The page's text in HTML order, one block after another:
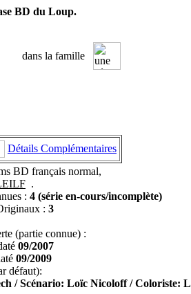
BD du Loup.
dans la famille
Détails Complémentaires
BD français normal,
.
: 4 (série en-cours/incomplète)
: 3
(partie connue) :
09/2007
09/2009
défaut):
/ Scénario: Loïc Nicoloff / Coloriste: